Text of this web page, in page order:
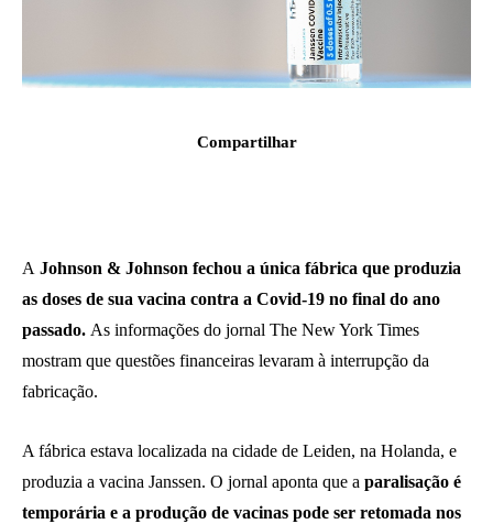
Compartilhar
A Johnson & Johnson fechou a única fábrica que produzia
as doses de sua vacina contra a Covid-19 no final do ano
passado. As informações do jornal The New York Times
mostram que questões financeiras levaram à interrupção da
fabricação.
A fábrica estava localizada na cidade de Leiden, na Holanda, e
produzia a vacina Janssen. O jornal aponta que a paralisação é
temporária e a produção de vacinas pode ser retomada nos